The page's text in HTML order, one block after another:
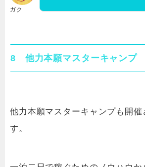
ガク
8 他力本願マスターキャンプ
他力本願マスターキャンプも開催
す。